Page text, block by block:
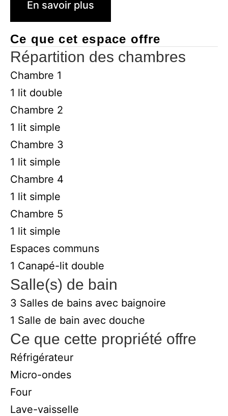
En savoir plus
Ce que cet espace offre
Répartition des chambres
Chambre 1
1 lit double
Chambre 2
1 lit simple
Chambre 3
1 lit simple
Chambre 4
1 lit simple
Chambre 5
1 lit simple
Espaces communs
1 Canapé-lit double
Salle(s) de bain
3 Salles de bains avec baignoire
1 Salle de bain avec douche
Ce que cette propriété offre
Réfrigérateur
Micro-ondes
Four
Lave-vaisselle